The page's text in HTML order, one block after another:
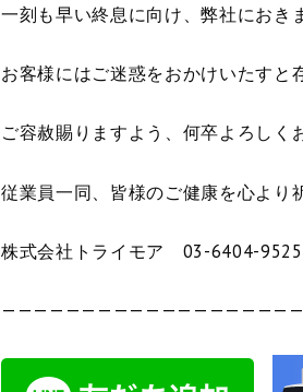
一刻も早い終息に向け、弊社におき
お客様にはご迷惑をおかけいたすと
ご容赦賜りますよう、何卒よろしく
従業員一同、皆様のご健康を心より
株式会社トライモア 03-6404-9525